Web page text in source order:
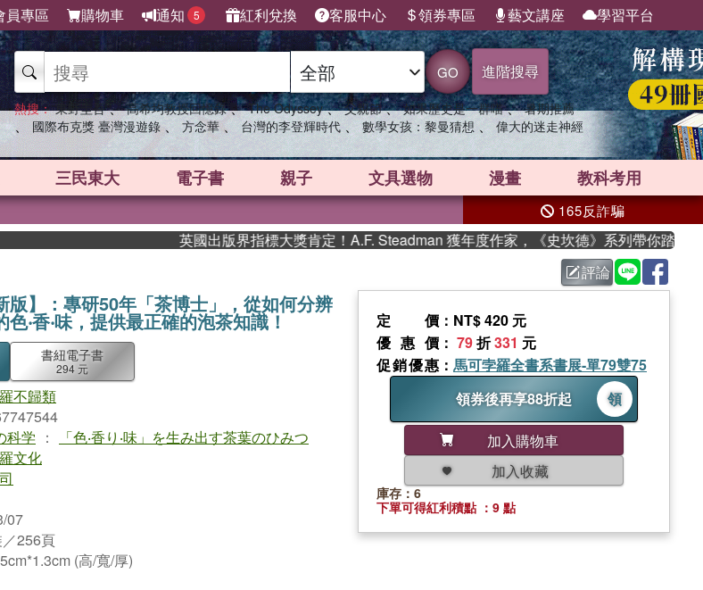
員專區 購物車 通知 5 紅利兌換 客服中心 領券專區 藝文講座 學習平台
GO 進階搜尋
熱搜： 東野圭吾 、 高希均教授回憶錄 、 The Odyssey 、 父親節 、 如果歷史是一群喵 、 暑期推薦
、 國際布克獎 臺灣漫遊錄 、 方念華 、 台灣的李登輝時代 、 數學女孩：黎曼猜想 、 偉大的迷走神經
三民東大 電子書 親子 文具選物 漫畫 教科考用
165反詐騙
英國出版界指標大獎肯定！A.F. Steadman 獲年度作家，《史坎德》系列帶你踏上熱血奇幻旅程
評論
版】：專研50年「茶博士」，從如何分辨
‧香‧味，提供最正確的泡茶知識！
書紐電子書
294 元
不歸類
科学 ：
「色‧香り‧味」を生み出す茶葉のひみつ
文化
07
256頁
(高/寬/厚)
定價 ：NT$ 420 元
優惠價 ： 79折331 元
促銷優惠 ： 馬可孛羅全書系書展-單79雙75
領券後再享88折起
領
加入購物車
加入收藏
庫存：6
下單可得紅利積點 ：9 點